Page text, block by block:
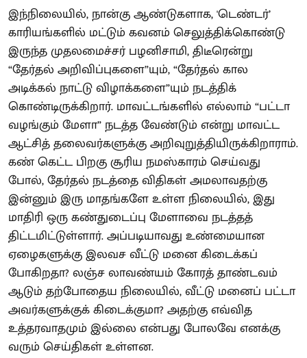
இந்நிலையில், நான்கு ஆண்டுகளாக, 'டெண்டர்’
காரியங்களில் மட்டும் கவனம் செலுத்திக்கொண்டு
இருந்த முதலமைச்சர் பழனிசாமி, திடீரென்று
“தேர்தல் அறிவிப்புகளை”யும், “தேர்தல் கால
அடிக்கல் நாட்டு விழாக்களை”யும் நடத்திக்
கொண்டிருக்கிறார். மாவட்டங்களில் எல்லாம் “பட்டா
வழங்கும் மேளா” நடத்த வேண்டும் என்று மாவட்ட
ஆட்சித் தலைவர்களுக்கு அறிவுறுத்தியிருக்கிறாராம்.
கண் கெட்ட பிறகு சூரிய நமஸ்காரம் செய்வது
போல், தேர்தல் நடத்தை விதிகள் அமலாவதற்கு
இன்னும் இரு மாதங்களே உள்ள நிலையில், இது
மாதிரி ஒரு கண்துடைப்பு மேளாவை நடத்தத்
திட்டமிட்டுள்ளார். அப்படியாவது உண்மையான
ஏழைகளுக்கு இலவச வீட்டு மனை கிடைக்கப்
போகிறதா? லஞ்ச லாவண்யம் கோரத் தாண்டவம்
ஆடும் தற்போதைய நிலையில், வீட்டு மனைப் பட்டா
அவர்களுக்குக் கிடைக்குமா? அதற்கு எவ்வித
உத்தரவாதமும் இல்லை என்பது போலவே எனக்கு
வரும் செய்திகள் உள்ளன.